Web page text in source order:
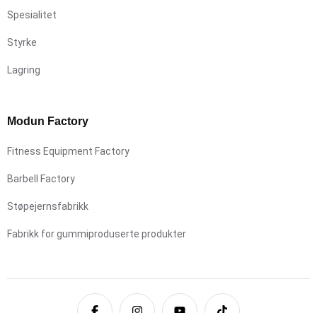
Spesialitet
Styrke
Lagring
Modun Factory
Fitness Equipment Factory
Barbell Factory
Støpejernsfabrikk
Fabrikk for gummiproduserte produkter